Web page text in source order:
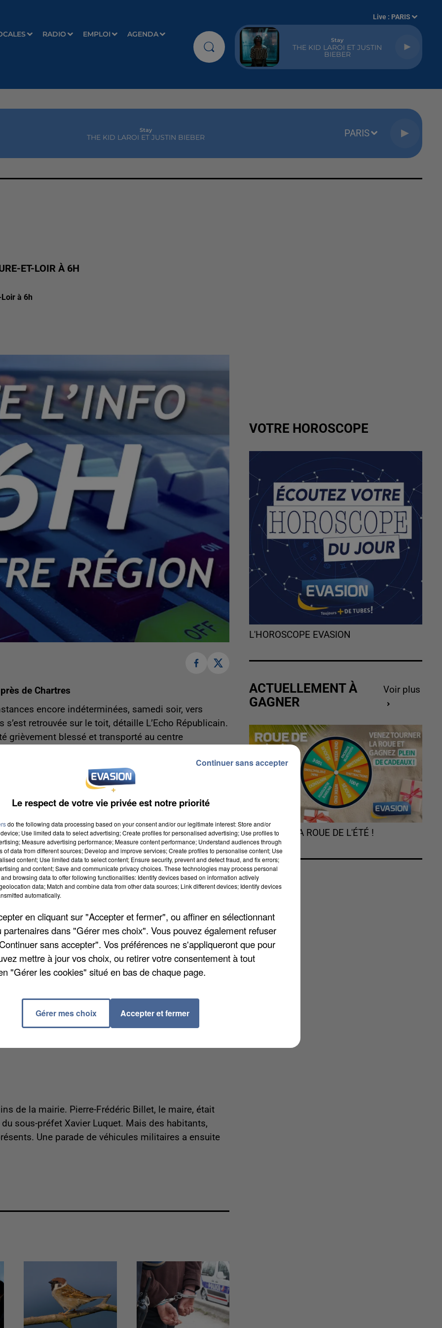
RADIO EMPLOI AGENDA
Live : PARIS
Stay
THE KID LAROI ET JUSTIN
BIEBER
Stay
THE KID LAROI ET JUSTIN BIEBER PARIS
ET-LOIR À 6H
à 6h
de Chartres
encore indéterminées, samedi soir, vers
s’est retrouvée sur le toit, détaille L’Echo Républicain.
grièvement blessé et transporté au centre
neuf ans qui se trouvait dans l’autre véhicule
blessées.
actualites/six-blesses-dont-deux-grievement-
a-jour_13824416/
le-Bretonneux
cette employée de la municipalité a travaillé
a donc été en contact avec des enfants de moyenne
confinés chez eux durant les quatorze prochains
end, mais le centre reste ouvert. L’Agence
un-cas-de-covid-au-centre-de-loisirs-16-
marchés des Yvelines
Elle concerne non seulement les marchés
greniers, pour une durée qui n’a pas été précisée.
forte dégradation de la situation avec une reprise
jours ». Et méfiance : les contrevenants
de la mairie. Pierre-Frédéric Billet, le maire, était
sous-préfet Xavier Luquet. Mais des habitants,
Une parade de véhicules militaires a ensuite
VOTRE HOROSCOPE
L'HOROSCOPE EVASION
ACTUELLEMENT À
GAGNER
Voir plus
TOURNEZ LA ROUE DE L'ÉTÉ !
Le respect de votre vie privée est notre priorité
do the following data processing based on your consent and/or our legitimate interest: Store and/or
Use limited data to select advertising; Create profiles for personalised advertising; Use profiles to
Measure advertising performance; Measure content performance; Understand audiences through
of data from different sources; Develop and improve services; Create profiles to personalise content; Use
content; Use limited data to select content; Ensure security, prevent and detect fraud, and fix errors;
and content; Save and communicate privacy choices. These technologies may process personal
browsing data to offer following functionalities: Identify devices based on information actively
data; Match and combine data from other data sources; Link different devices; Identify devices
automatically.
en cliquant sur "Accepter et fermer", ou affiner en sélectionnant
partenaires dans "Gérer mes choix". Vous pouvez également refuser
sans accepter". Vos préférences ne s'appliqueront que pour
mettre à jour vos choix, ou retirer votre consentement à tout
"Gérer les cookies" situé en bas de chaque page.
Gérer mes choix Accepter et fermer
Continuer sans accepter